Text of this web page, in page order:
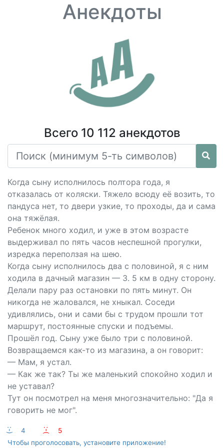
Анекдоты
Всего 10 112 анекдотов
Когда сыну исполнилось полтора года, я
отказалась от коляски. Тяжело всюду её возить, то
пандуса нет, то двери узкие, то проходы, да и сама
она тяжёлая.
Ребенок много ходил, и уже в этом возрасте
выдерживал по пять часов неспешной прогулки,
изредка переползая на шею.
Когда сыну исполнилось два с половиной, я с ним
ходила в дачный магазин — 3. 5 км в одну сторону.
Делали пару раз остановки по пять минут. Он
никогда не жаловался, не хныкал. Соседи
удивлялись, они и сами бы с трудом прошли тот
маршрут, постоянные спуски и подъемы.
Прошёл год. Сыну уже было три с половиной.
Возвращаемся как-то из магазина, а он говорит:
— Мам, я устал.
— Как же так? Ты же маленький спокойно ходил и
не уставал?
Тут он посмотрел на меня многозначительно: "Да я
говорить не мог".
:-) 4 :-(
5
Чтобы проголосовать, установите приложение!